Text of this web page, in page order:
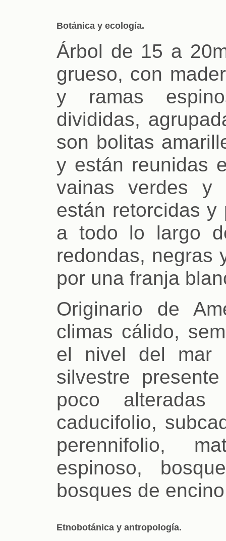
Botánica y ecología.
Árbol de 15 a
grueso, con
y ramas
divididas,
son bolitas
y están reunidas
vainas verdes y
están retorcidas y
a todo lo largo
redondas, negras
por una franja
Originario de
climas cálido,
el nivel del mar
silvestre
poco alteradas
caducifolio,
perennifolio,
espinoso,
bosques de
Etnobotánica y antropología.